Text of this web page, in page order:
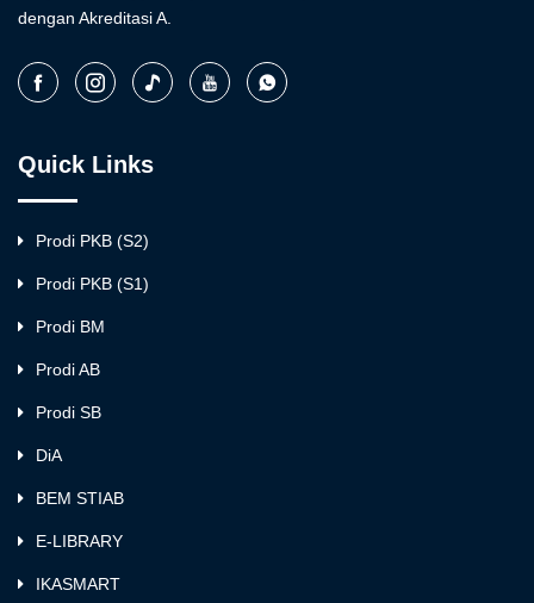
dengan Akreditasi A.
Quick Links
Prodi PKB (S2)
Prodi PKB (S1)
Prodi BM
Prodi AB
Prodi SB
DiA
BEM STIAB
E-LIBRARY
IKASMART